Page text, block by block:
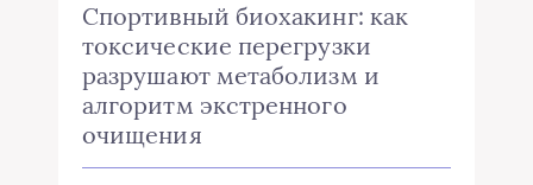
Спортивный биохакинг: как
токсические перегрузки
разрушают метаболизм и
алгоритм экстренного
очищения